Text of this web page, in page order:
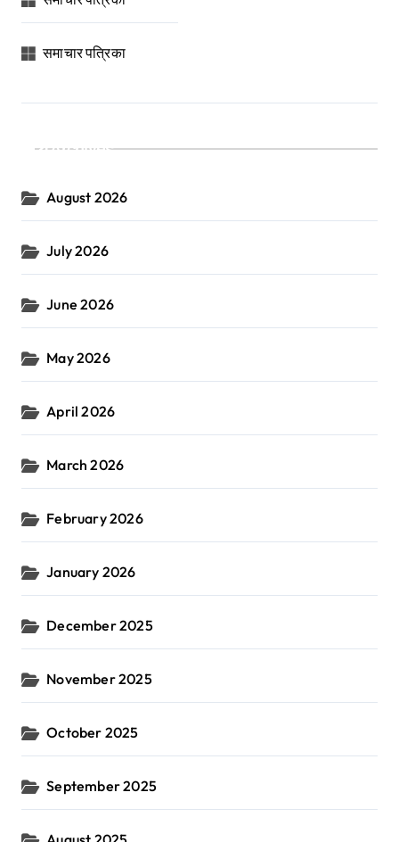
समाचार पत्रिका
Archives
August 2026
July 2026
June 2026
May 2026
April 2026
March 2026
February 2026
January 2026
December 2025
November 2025
October 2025
September 2025